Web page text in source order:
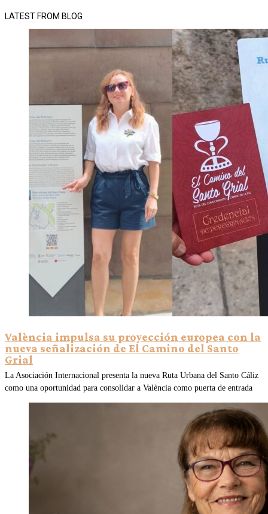
LATEST FROM BLOG
València impulsa su proyección europea con la
nueva señalización de El Camino del Santo
Grial
La Asociación Internacional presenta la nueva Ruta Urbana del Santo Cáliz
como una oportunidad para consolidar a València como puerta de entrada